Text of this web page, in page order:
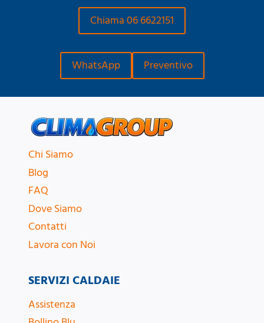
Chiama 06 6622151
WhatsApp Preventivo
Chi Siamo
Blog
FAQ
Dove Siamo
Contatti
Lavora con Noi
SERVIZI CALDAIE
Assistenza